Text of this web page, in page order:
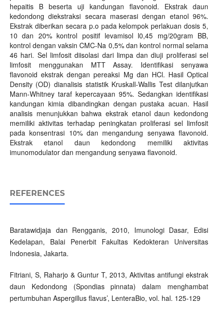
hepaitis B beserta uji kandungan flavonoid. Ekstrak daun
kedondong diekstraksi secara maserasi dengan etanol 96%.
Ekstrak diberikan secara p.o pada kelompok perlakuan dosis 5,
10 dan 20% kontrol positif levamisol l0,45 mg/20gram BB,
kontrol dengan vaksin CMC-Na 0,5% dan kontrol normal selama
46 hari. Sel limfosit diisolasi dari limpa dan diuji proliferasi sel
limfosit menggunakan MTT Assay. Identifikasi senyawa
flavonoid ekstrak dengan pereaksi Mg dan HCl. Hasil Optical
Density (OD) dianalisis statistik Kruskall-Wallis Test dilanjutkan
Mann-Whitney taraf kepercayaan 95%. Sedangkan identifikasi
kandungan kimia dibandingkan dengan pustaka acuan. Hasil
analisis menunjukkan bahwa ekstrak etanol daun kedondong
memiliki aktivitas terhadap peningkatan proliferasi sel limfosit
pada konsentrasi 10% dan mengandung senyawa flavonoid.
Ekstrak etanol daun kedondong memiliki aktivitas
imunomodulator dan mengandung senyawa flavonoid.
REFERENCES
Baratawidjaja dan Rengganis, 2010, Imunologi Dasar, Edisi
Kedelapan, Balai Penerbit Fakultas Kedokteran Universitas
Indonesia, Jakarta.
Fitriani, S, Raharjo & Guntur T, 2013, Aktivitas antifungi ekstrak
daun Kedondong (Spondias pinnata) dalam menghambat
pertumbuhan Aspergillus flavus’, LenteraBio, vol. hal. 125-129